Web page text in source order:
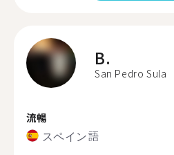
B.
San Pedro Sula
流暢
スペイン語